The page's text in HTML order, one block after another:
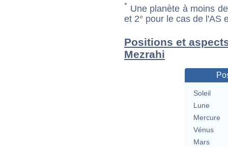
* Une planète à moins
et 2° pour le cas de l'AS
Positions et
Mezrahi
Soleil
Lune
Mercure
Vénus
Mars